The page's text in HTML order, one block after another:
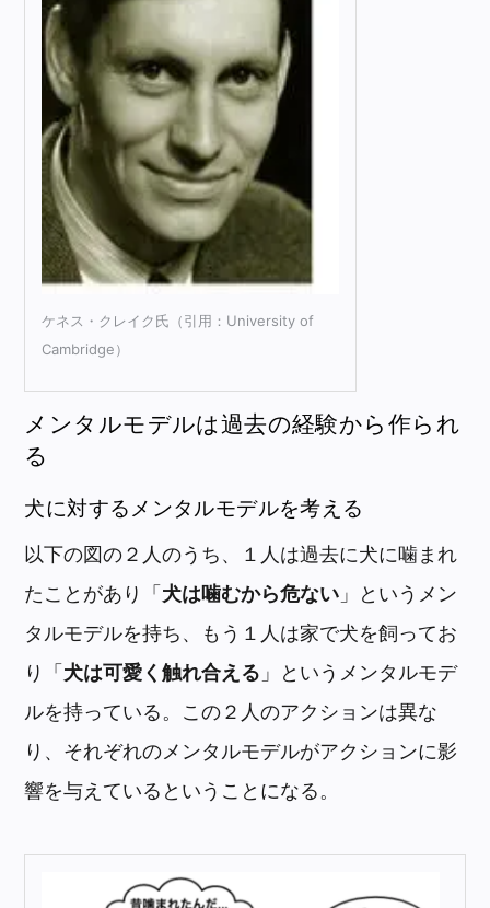
ケネス・クレイク氏（引用：University of
Cambridge）
メンタルモデルは過去の経験から作られ
る
犬に対するメンタルモデルを考える
以下の図の２人のうち、１人は過去に犬に噛まれ
たことがあり「 犬は噛むから危ない 」というメン
タルモデルを持ち、もう１人は家で犬を飼ってお
り「 犬は可愛く触れ合える 」というメンタルモデ
ルを持っている。この２人のアクションは異な
り、それぞれのメンタルモデルがアクションに影
響を与えているということになる。